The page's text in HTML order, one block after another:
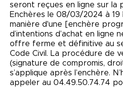
seront reçues en ligne sur la
Enchères le 08/03/2024 à 19
manière d'une [enchère
d’intentions d’achat en ligne
offre ferme et définitive au
Code Civil. La procédure de
(signature de compromis,
s’applique après l’enchère.
appeler au 04.49.50.74.74